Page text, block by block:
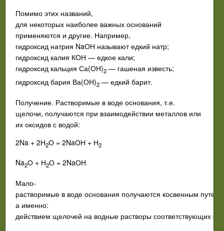
Помимо этих названий,
для некоторых наиболее важных оснований
применяются и другие. Например,
гидроксид натрия NaОН называют едкий натр;
гидроксид калия КОН — едкое кали;
гидроксид кальция Са(ОН)2 — гашеная известь;
гидроксид бария Ва(ОН)2 — едкий барит.
Получение. Растворимые в воде основания, т.е.
щелочи, получаются при взаимодействии металлов или
их оксидов с водой:
2Na + 2Н2О = 2NaОН + Н2
Na2О + Н2О = 2NaОН
Мало­
растворимые в воде основания получаются косвенным путем
а именно:
действием щелочей на водные растворы соответствующих